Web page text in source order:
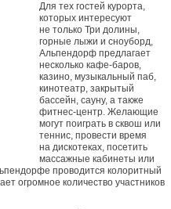
Для тех гостей курорта,
которых интересуют
не только Три долины,
горные лыжи и сноуборд,
Альпендорф предлагает
несколько кафе-баров,
казино, музыкальный паб,
кинотеатр, закрытый
бассейн, сауну, а также
фитнес-центр. Желающие
могут поиграть в сквош или
теннис, провести время
на дискотеках, посетить
массажные кабинеты или
проводится колоритный
огромное количество участников